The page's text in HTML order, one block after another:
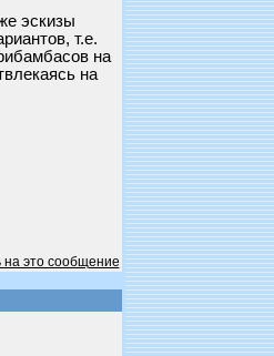
эскизы
т.е.
на
на
на это сообщение